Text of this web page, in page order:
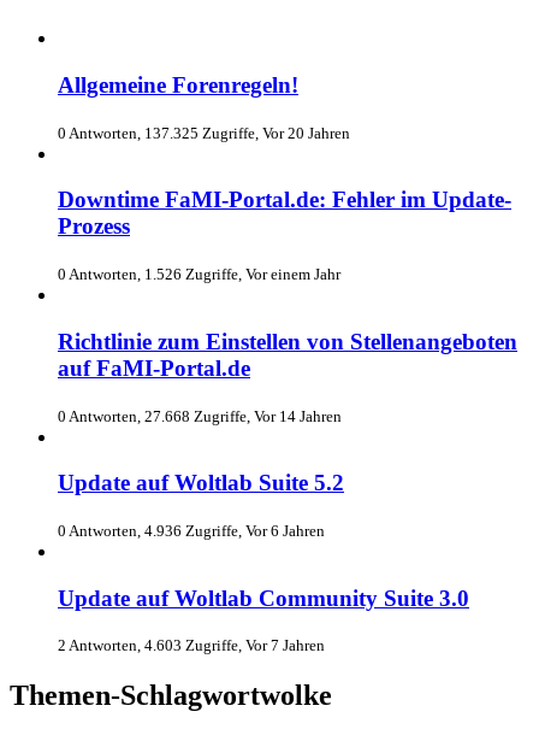
Allgemeine Forenregeln!
0 Antworten, 137.325 Zugriffe, Vor 20 Jahren
Downtime FaMI-Portal.de: Fehler im Update-
Prozess
0 Antworten, 1.526 Zugriffe, Vor einem Jahr
Richtlinie zum Einstellen von Stellenangeboten
auf FaMI-Portal.de
0 Antworten, 27.668 Zugriffe, Vor 14 Jahren
Update auf Woltlab Suite 5.2
0 Antworten, 4.936 Zugriffe, Vor 6 Jahren
Update auf Woltlab Community Suite 3.0
2 Antworten, 4.603 Zugriffe, Vor 7 Jahren
Themen-Schlagwortwolke